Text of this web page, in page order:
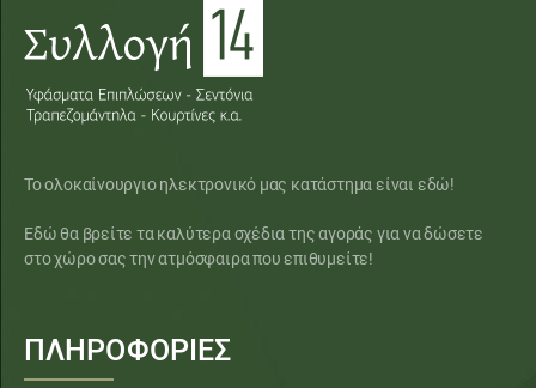
Το ολοκαίνουργιο ηλεκτρονικό μας κατάστημα είναι εδώ!
Εδώ θα βρείτε τα καλύτερα σχέδια της αγοράς για να δώσετε
στο χώρο σας την ατμόσφαιρα που επιθυμείτε!
ΠΛΗΡΟΦΟΡΙΕΣ